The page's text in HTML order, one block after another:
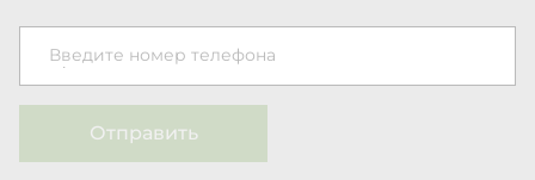
Введите номер телефона
Отправить